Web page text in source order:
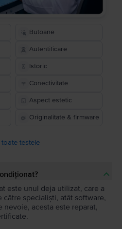
Butoane
Autentificare
Istoric
Conectivitate
Aspect estetic
Originalitate & firmware
toate testele
este unul deja utilizat, care a
specialiști, atât software,
nevoie, acesta este reparat,